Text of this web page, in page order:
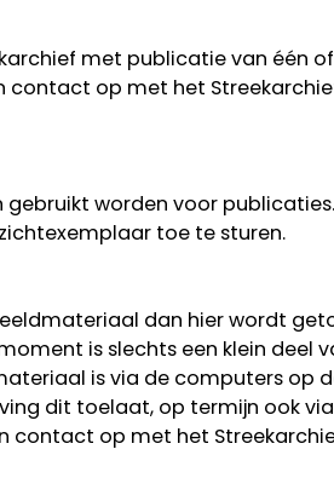
met publicatie van één
op met het
worden voor
toe te sturen.
dan hier wordt
is slechts een klein deel
is via de computers op
dit toelaat, op termijn ook
contact op met het